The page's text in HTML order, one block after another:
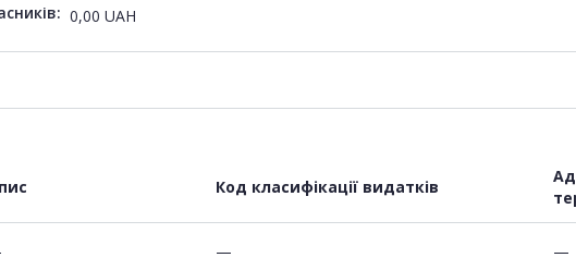
0,00 UAH
Код класифікації видатків
— —